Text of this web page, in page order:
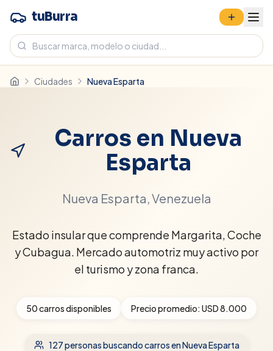
tuBurra
Ciudades Nueva Esparta
Carros en Nueva
Esparta
Nueva Esparta, Venezuela
Estado insular que comprende Margarita, Coche
y Cubagua. Mercado automotriz muy activo por
el turismo y zona franca.
50carros disponibles Precio promedio: USD 8.000
127personas buscando carrosen Nueva Esparta